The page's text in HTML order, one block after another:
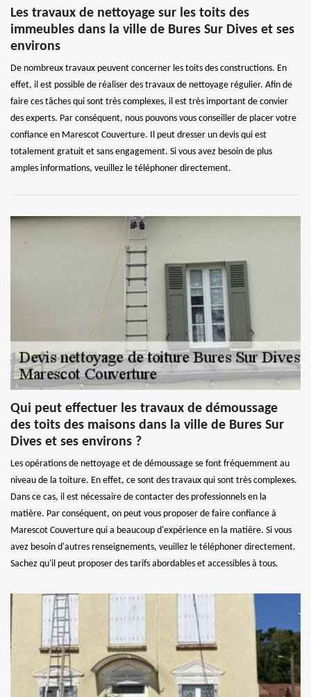
Les travaux de nettoyage sur les toits des
immeubles dans la ville de Bures Sur Dives et ses
environs
De nombreux travaux peuvent concerner les toits des constructions. En
effet, il est possible de réaliser des travaux de nettoyage régulier. Afin de
faire ces tâches qui sont très complexes, il est très important de convier
des experts. Par conséquent, nous pouvons vous conseiller de placer votre
confiance en Marescot Couverture. Il peut dresser un devis qui est
totalement gratuit et sans engagement. Si vous avez besoin de plus
amples informations, veuillez le téléphoner directement.
Qui peut effectuer les travaux de démoussage
des toits des maisons dans la ville de Bures Sur
Dives et ses environs ?
Les opérations de nettoyage et de démoussage se font fréquemment au
niveau de la toiture. En effet, ce sont des travaux qui sont très complexes.
Dans ce cas, il est nécessaire de contacter des professionnels en la
matière. Par conséquent, on peut vous proposer de faire confiance à
Marescot Couverture qui a beaucoup d'expérience en la matière. Si vous
avez besoin d'autres renseignements, veuillez le téléphoner directement.
Sachez qu'il peut proposer des tarifs abordables et accessibles à tous.